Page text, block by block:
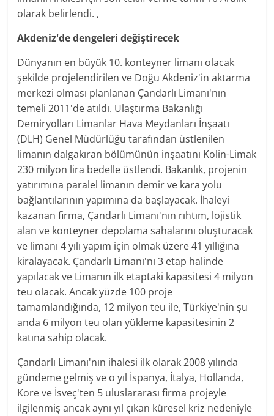
olarak belirlendi. ,
Akdeniz'de dengeleri değiştirecek
Dünyanın en büyük 10. konteyner limanı olacak
şekilde projelendirilen ve Doğu Akdeniz'in aktarma
merkezi olması planlanan Çandarlı Limanı'nın
temeli 2011'de atıldı. Ulaştırma Bakanlığı
Demiryolları Limanlar Hava Meydanları İnşaatı
(DLH) Genel Müdürlüğü tarafından üstlenilen
limanın dalgakıran bölümünün inşaatını Kolin-Limak
230 milyon lira bedelle üstlendi. Bakanlık, projenin
yatırımına paralel limanın demir ve kara yolu
bağlantılarının yapımına da başlayacak. İhaleyi
kazanan firma, Çandarlı Limanı'nın rıhtım, lojistik
alan ve konteyner depolama sahalarını oluşturacak
ve limanı 4 yılı yapım için olmak üzere 41 yıllığına
kiralayacak. Çandarlı Limanı'nı 3 etap halinde
yapılacak ve Limanın ilk etaptaki kapasitesi 4 milyon
teu olacak. Ancak yüzde 100 proje
tamamlandığında, 12 milyon teu ile, Türkiye'nin şu
anda 6 milyon teu olan yükleme kapasitesinin 2
katına sahip olacak.
Çandarlı Limanı'nın ihalesi ilk olarak 2008 yılında
gündeme gelmiş ve o yıl İspanya, İtalya, Hollanda,
Kore ve İsveç'ten 5 uluslararası firma projeyle
ilgilenmiş ancak aynı yıl çıkan küresel kriz nedeniyle